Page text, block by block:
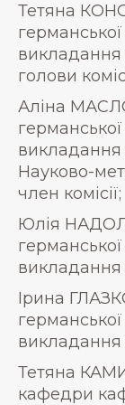
Тетяна
викладання
голови
Аліна
викладання
Науково-
член комісії;
Юлія
викладання
Ірина
викладання
Тетяна
кафедри